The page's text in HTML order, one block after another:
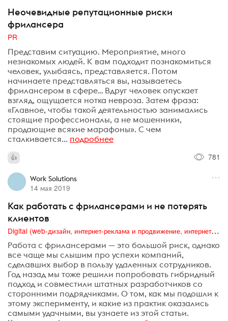
Неочевидные репутационные риски
фрилансера
PR
Представим ситуацию. Мероприятие, много
незнакомых людей. К вам подходит познакомиться
человек, улыбаясь, представляется. Потом
начинаете представляться вы, называетесь
фрилансером в сфере… Вдруг человек опускает
взгляд, ощущается нотка невроза. Затем фраза:
«Главное, чтобы такой деятельностью занимались
стоящие профессионалы, а не мошенники,
продающие всякие марафоны». С чем
сталкивается... подробнее
781
Work Solutions
14 мая 2019
Как работать с фрилансерами и не потерять
клиентов
Digital (web-дизайн, интернет-реклама и продвижение, интернет-сообщества и блоги, интернет-коммуникации, мобильный маркетинг, реклама на цифровых экранах)
Работа с фрилансерами — это большой риск, однако
все чаще мы слышим про успехи компаний,
сделавших выбор в пользу удаленных сотрудников.
Год назад мы тоже решили попробовать гибридный
подход и совместили штатных разработчиков со
сторонними подрядчиками. О том, как мы подошли к
этому эксперименту, и какие из практик оказались
самыми удачными, вы узнаете из этой статьи.